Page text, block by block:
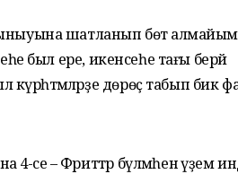
шатланып бөтә
был ере, икенсеһе тағы берәй
дөрөҫ табып бик
се – Фәриттәр бүлмәһенә үҙем